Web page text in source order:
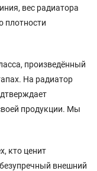
вес радиатора
плотности
произведённый
На радиатор
продукции. Мы
кто ценит
внешний